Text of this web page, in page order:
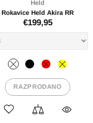
Held
Rokavice Held Akira RR
€199,95
RAZPRODANO